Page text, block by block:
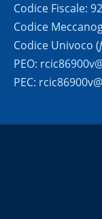
Codice Fiscale:
Codice
Codice Univoco (
PEO:
PEC: